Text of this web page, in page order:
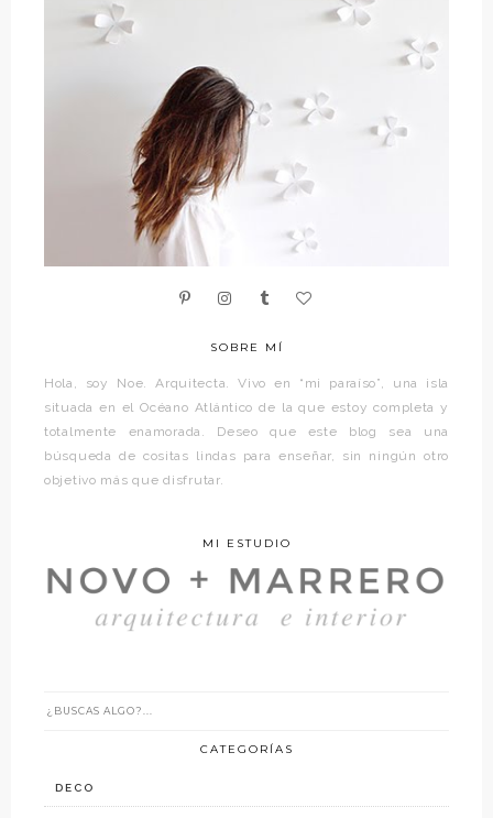
SOBRE MÍ
Hola, soy Noe. Arquitecta. Vivo en “mi paraíso”, una isla
situada en el Océano Atlántico de la que estoy completa y
totalmente enamorada. Deseo que este blog sea una
búsqueda de cositas lindas para enseñar, sin ningún otro
objetivo más que disfrutar.
MI ESTUDIO
CATEGORÍAS
DECO